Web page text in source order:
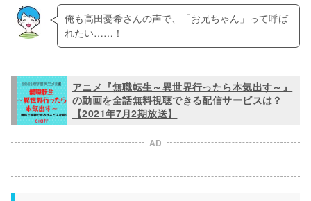
俺も高田憂希さんの声で、「お兄ちゃん」って呼ば
れたい……！
アニメ『無職転生～異世界行ったら本気出す～』
の動画を全話無料視聴できる配信サービスは？
【2021年7月2期放送】
AD